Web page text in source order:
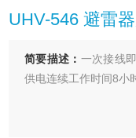
UHV-546 避雷
简要描述： 一次接线
供电连续工作时间8小